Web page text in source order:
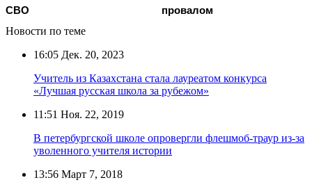
СВО
провалом
Новости по теме
16:05 Дек. 20, 2023
Учитель из Казахстана стала лауреатом конкурса
«Лучшая русская школа за рубежом»
11:51 Ноя. 22, 2019
В петербургской школе опровергли флешмоб-траур из-за
уволенного учителя истории
13:56 Март 7, 2018